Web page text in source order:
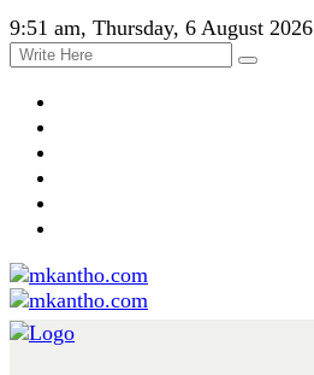
9:51 am, Thursday, 6 August 2026